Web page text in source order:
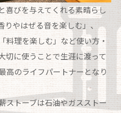
喜びを与えてくれる素晴らし
りやはぜる音を楽しむ」、
料理を楽しむ」など使い方・
切に使うことで生涯に渡って
高のライフパートナーとなり
ストーブは石油やガスストー